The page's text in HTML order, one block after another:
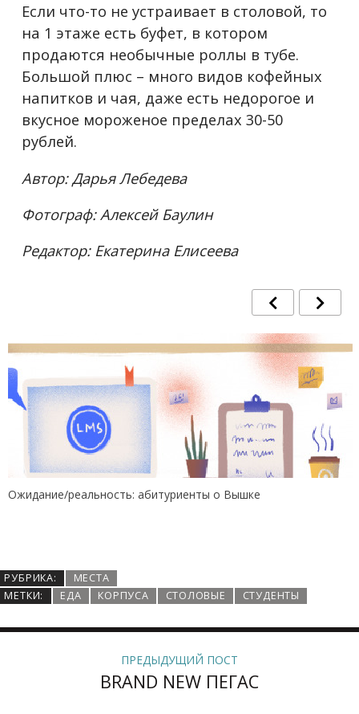
Если что-то не устраивает в столовой, то
на 1 этаже есть буфет, в котором
продаются необычные роллы в тубе.
Большой плюс – много видов кофейных
напитков и чая, даже есть недорогое и
вкусное мороженое пределах 30-50
рублей.
Автор: Дарья Лебедева
Фотограф: Алексей Баулин
Редактор: Екатерина Елисеева
Ожидание/реальность: абитуриенты о Вышке
РУБРИКА:
МЕСТА
МЕТКИ:
ЕДА КОРПУСА СТОЛОВЫЕ СТУДЕНТЫ
ПРЕДЫДУЩИЙ ПОСТ
BRAND NEW ПЕГАС